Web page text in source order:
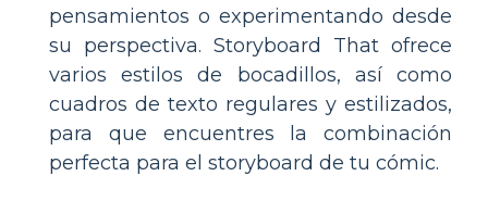
pensamientos o experimentando desde
su perspectiva. Storyboard That ofrece
varios estilos de bocadillos, así como
cuadros de texto regulares y estilizados,
para que encuentres la combinación
perfecta para el storyboard de tu cómic.